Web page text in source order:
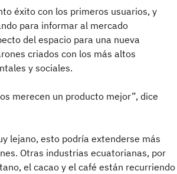
éxito con los primeros usuarios, y
para informar al mercado
del espacio para una nueva
criados con los más altos
y sociales.
merecen un producto mejor”, dice
lejano, esto podría extenderse más
Otras industrias ecuatorianas, por
el cacao y el café están recurriendo